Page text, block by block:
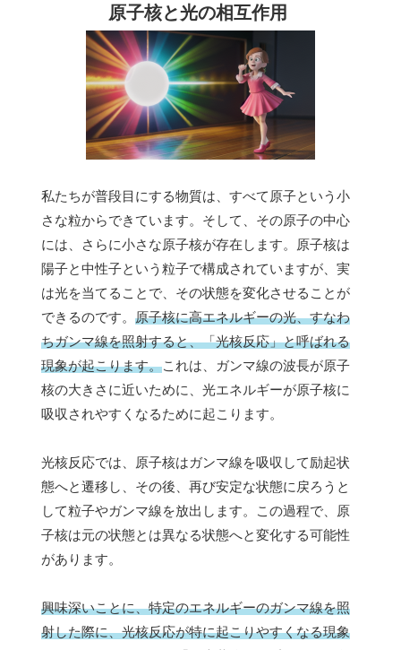
原子核と光の相互作用
私たちが普段目にする物質は、すべて原子という小
さな粒からできています。そして、その原子の中心
には、さらに小さな原子核が存在します。原子核は
陽子と中性子という粒子で構成されていますが、実
は光を当てることで、その状態を変化させることが
できるのです。 原子核に高エネルギーの光、すなわ
ちガンマ線を照射すると、「光核反応」と呼ばれる
現象が起こります。これは、ガンマ線の波長が原子
核の大きさに近いために、光エネルギーが原子核に
吸収されやすくなるために起こります。
光核反応では、原子核はガンマ線を吸収して励起状
態へと遷移し、その後、再び安定な状態に戻ろうと
して粒子やガンマ線を放出します。この過程で、原
子核は元の状態とは異なる状態へと変化する可能性
があります。
興味深いことに、特定のエネルギーのガンマ線を照
射した際に、光核反応が特に起こりやすくなる現象